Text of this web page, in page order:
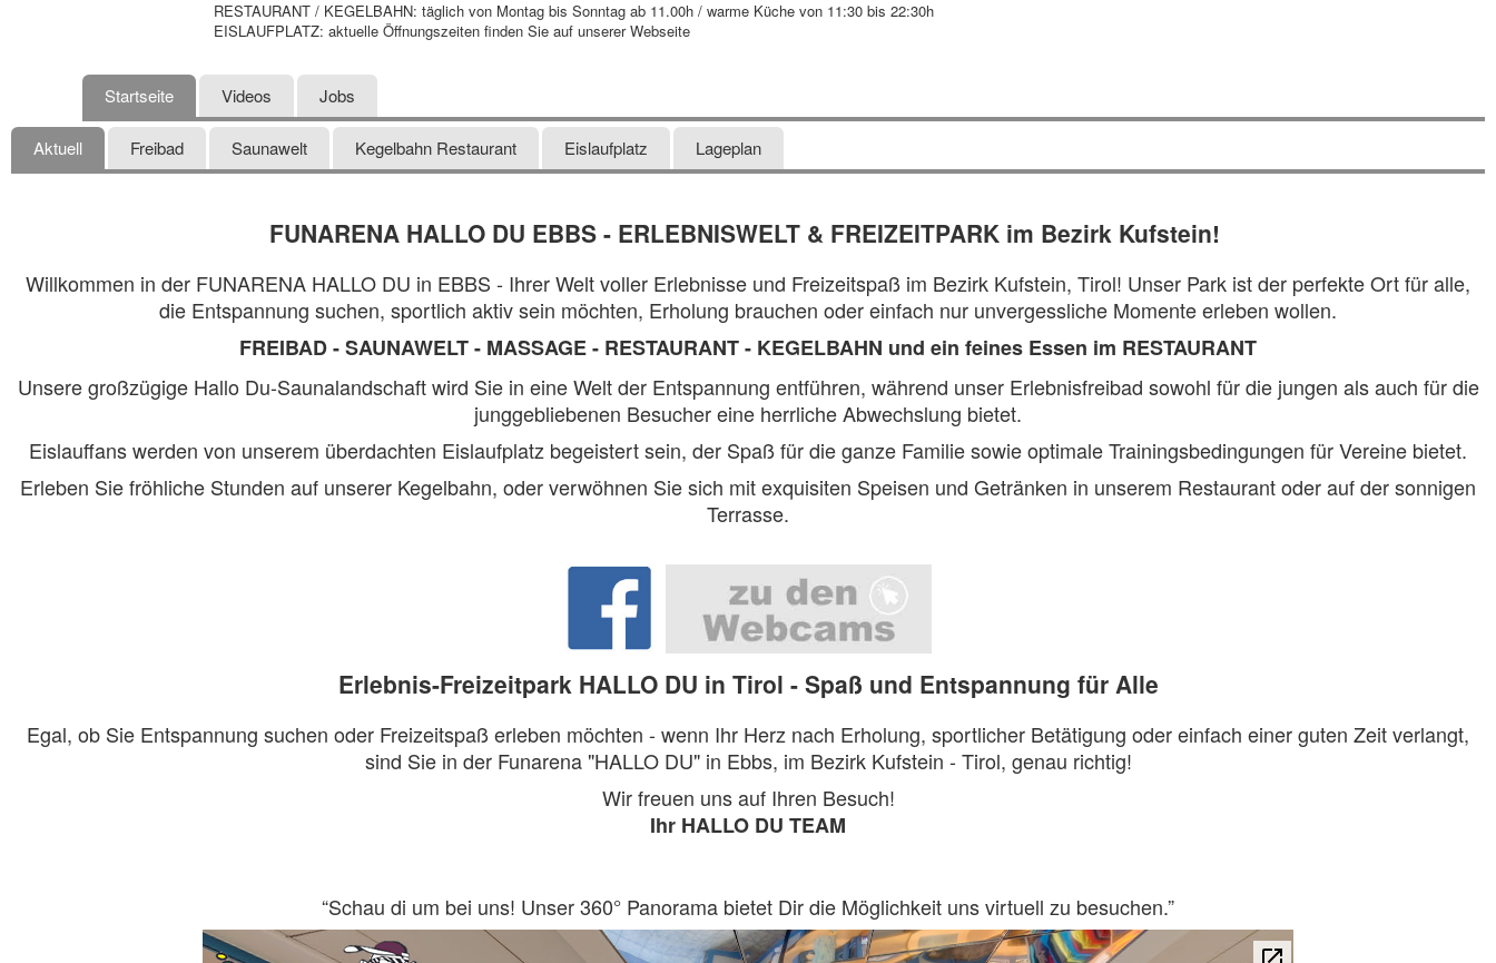
RESTAURANT / KEGELBAHN: täglich von Montag bis Sonntag ab 11.00h / warme Küche von 11:30 bis 22:30h
EISLAUFPLATZ: aktuelle Öffnungszeiten finden Sie auf unserer Webseite
Startseite Videos Jobs
Aktuell Freibad Saunawelt Kegelbahn Restaurant Eislaufplatz Lageplan
FUNARENA HALLO DU EBBS - ERLEBNISWELT & FREIZEITPARK im Bezirk Kufstein!
Willkommen in der FUNARENA HALLO DU in EBBS - Ihrer Welt voller Erlebnisse und Freizeitspaß im Bezirk Kufstein, Tirol! Unser Park ist der perfekte Ort für alle,
die Entspannung suchen, sportlich aktiv sein möchten, Erholung brauchen oder einfach nur unvergessliche Momente erleben wollen.
FREIBAD - SAUNAWELT - MASSAGE - RESTAURANT - KEGELBAHN und ein feines Essen im RESTAURANT
Unsere großzügige Hallo Du-Saunalandschaft wird Sie in eine Welt der Entspannung entführen, während unser Erlebnisfreibad sowohl für die jungen als auch für die
junggebliebenen Besucher eine herrliche Abwechslung bietet.
Eislauffans werden von unserem überdachten Eislaufplatz begeistert sein, der Spaß für die ganze Familie sowie optimale Trainingsbedingungen für Vereine bietet.
Erleben Sie fröhliche Stunden auf unserer Kegelbahn, oder verwöhnen Sie sich mit exquisiten Speisen und Getränken in unserem Restaurant oder auf der sonnigen
Terrasse.
Erlebnis-Freizeitpark HALLO DU in Tirol - Spaß und Entspannung für Alle
Egal, ob Sie Entspannung suchen oder Freizeitspaß erleben möchten - wenn Ihr Herz nach Erholung, sportlicher Betätigung oder einfach einer guten Zeit verlangt,
sind Sie in der Funarena "HALLO DU" in Ebbs, im Bezirk Kufstein - Tirol, genau richtig!
Wir freuen uns auf Ihren Besuch!
Ihr HALLO DU TEAM
“Schau di um bei uns! Unser 360° Panorama bietet Dir die Möglichkeit uns virtuell zu besuchen.”